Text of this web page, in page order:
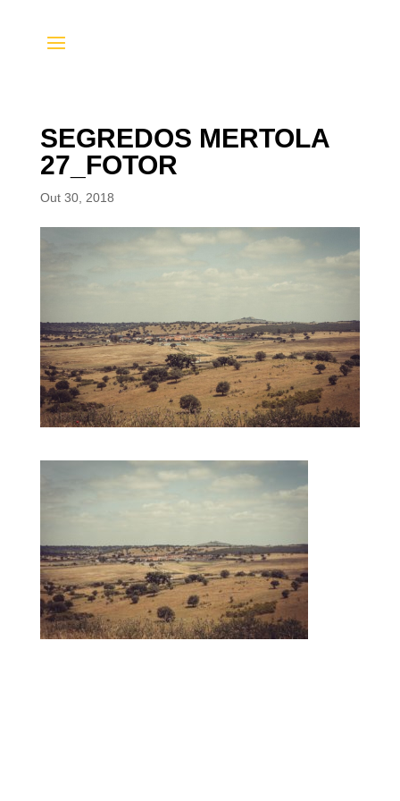
SEGREDOS MERTOLA
27_FOTOR
Out 30, 2018